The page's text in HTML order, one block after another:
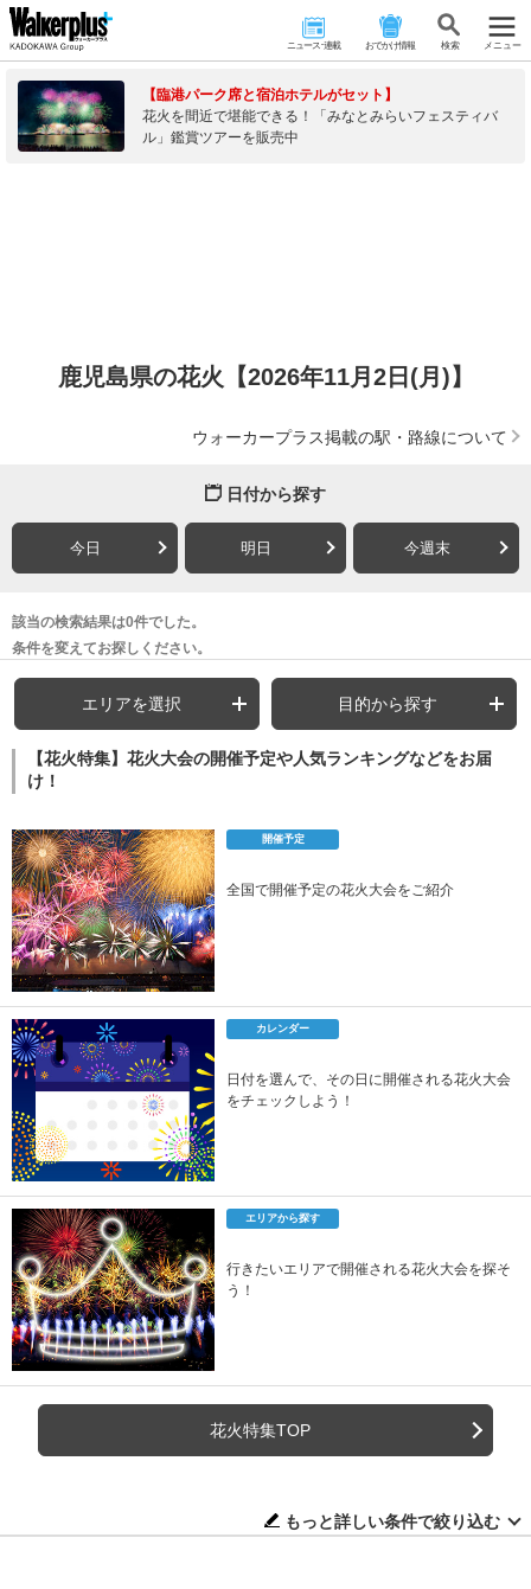
ニュース･連載 おでかけ情報 検 索 メニュー
【臨港パーク席と宿泊ホテルがセット】
花火を間近で堪能できる！「みなとみらいフェスティバ
ル」鑑賞ツアーを販売中
鹿児島県の花火【2026年11月2日(月)】
ウォーカープラス掲載の駅・路線について
日付から探す
今日 明日 今週末
該当の検索結果は0件でした。
条件を変えてお探しください。
エリアを選択 目的から探す
【花火特集】花火大会の開催予定や人気ランキングなどをお届
け！
開催予定
全国で開催予定の花火大会をご紹介
カレンダー
日付を選んで、その日に開催される花火大会
をチェックしよう！
エリアから探す
行きたいエリアで開催される花火大会を探そ
う！
花火特集TOP
もっと詳しい条件で絞り込む